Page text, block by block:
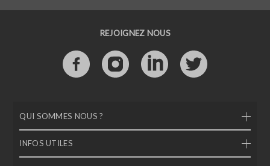
REJOIGNEZ NOUS
QUI SOMMES NOUS ?
INFOS UTILES